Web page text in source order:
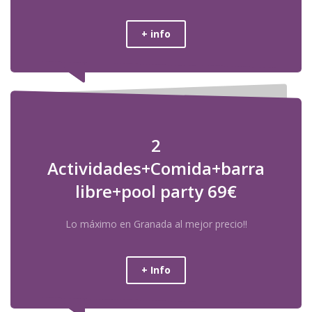
Despedidasgranada.es damos una solución integral a tu despedida:
Cenas, shows, boys, stripers, limusinas, burrotaxi, Alojamientos,
competitivos. Contratar tu fiesta en Despedidasgranada.es es tu
Actividades para despedida de soltera
basamos nuestra organización en todas tus ideas y gustos.
+ info
2
Actividades+Comida+barra
libre+pool party 69€
Lo máximo en Granada al mejor precio!!
+ Info